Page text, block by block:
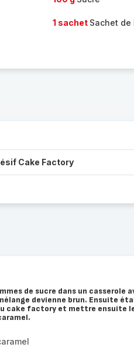
1 sachet Sachet de
Cake Factory
de sucre dans un casserole
devienne brun. Ensuite
cake factory et mettre ensuite